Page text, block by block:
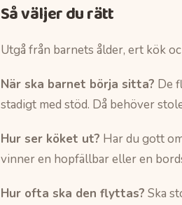
Så väljer du rätt
Utgå från barnets ålder, ert kök
När ska barnet börja sitta? De
stadigt med stöd. Då behöver
Hur ser köket ut? Har du gott
vinner en hopfällbar eller en
Hur ofta ska den flyttas? Ska